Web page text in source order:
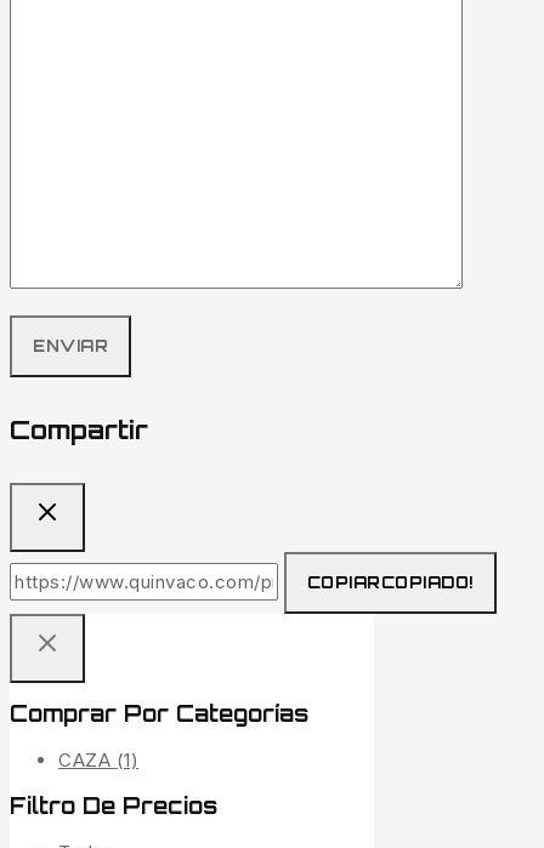
Compartir
COPIARCOPIADO!
Comprar Por Categorías
CAZA (1)
Filtro De Precios